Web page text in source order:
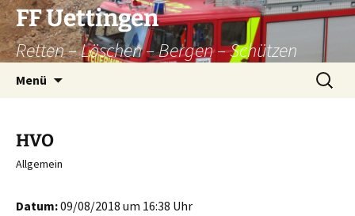
Zum
Inhalt
springen
FF Uettingen
Retten – Löschen – Bergen – Schützen
Menü
Suchen
nach:
HVO
Allgemein
Datum:09/08/2018 um 16:38 Uhr